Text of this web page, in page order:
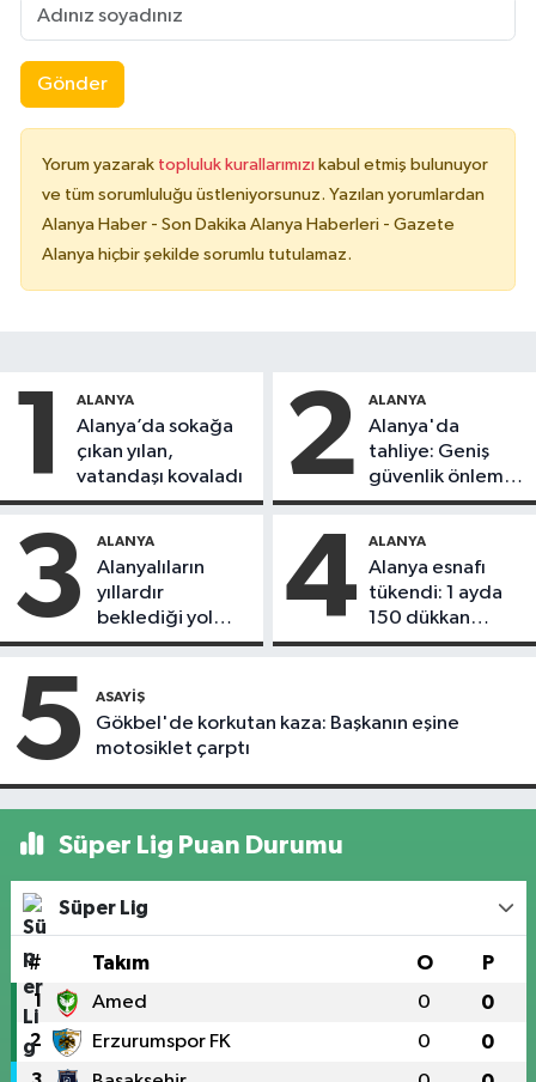
Gönder
Yorum yazarak topluluk kurallarımızı kabul etmiş bulunuyor
ve tüm sorumluluğu üstleniyorsunuz. Yazılan yorumlardan
Alanya Haber - Son Dakika Alanya Haberleri - Gazete
Alanya hiçbir şekilde sorumlu tutulamaz.
1 ALANYA
Alanya’da sokağa
çıkan yılan,
vatandaşı kovaladı
2 ALANYA
Alanya'da
tahliye: Geniş
güvenlik önlemi
alındı
3 ALANYA
Alanyalıların
yıllardır
beklediği yol
askıdan döndü
4 ALANYA
Alanya esnafı
tükendi: 1 ayda
150 dükkan
kapandı
5 ASAYIŞ
Gökbel'de korkutan kaza: Başkanın eşine
motosiklet çarptı
Süper Lig Puan Durumu
Süper Lig
# Takım O P
1 Amed 0 0
2 Erzurumspor FK 0 0